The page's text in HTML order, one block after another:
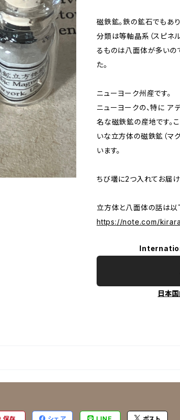
磁鉄鉱。鉄の鉱石でもあ
分類は等軸晶系（スピネ
るものは八面体が多いの
た。
ニューヨーク州産です。
ニューヨークの、特に ア
名な磁鉄鉱の産地です。
いな立方体の磁鉄鉱（マ
います。
ちび壜に2つ入れてお届け
立方体と八面体の話は以
https://note.com/
日本